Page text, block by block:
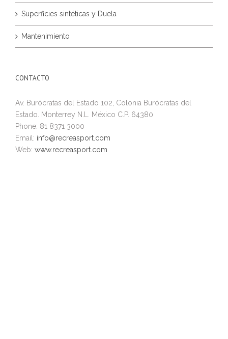
Superficies sintéticas y Duela
Mantenimiento
CONTACTO
Av. Burócratas del Estado 102, Colonia Burócratas del
Estado. Monterrey N.L. México C.P. 64380
Phone: 81 8371 3000
Email: info@recreasport.com
Web: www.recreasport.com